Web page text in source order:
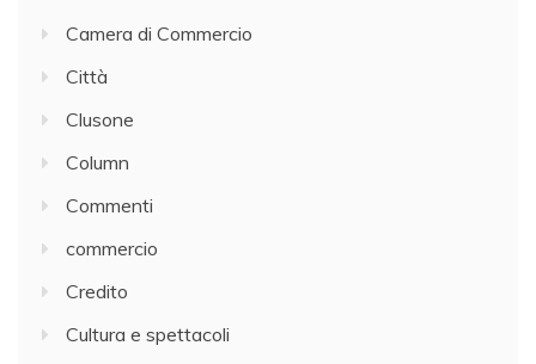
Camera di Commercio
Città
Clusone
Column
Commenti
commercio
Credito
Cultura e spettacoli